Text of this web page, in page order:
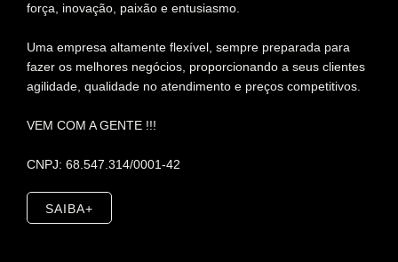
força, inovação, paixão e entusiasmo.
Uma empresa altamente flexível, sempre preparada para
fazer os melhores negócios, proporcionando a seus clientes
agilidade, qualidade no atendimento e preços competitivos.
VEM COM A GENTE !!!
CNPJ: 68.547.314/0001-42
SAIBA+